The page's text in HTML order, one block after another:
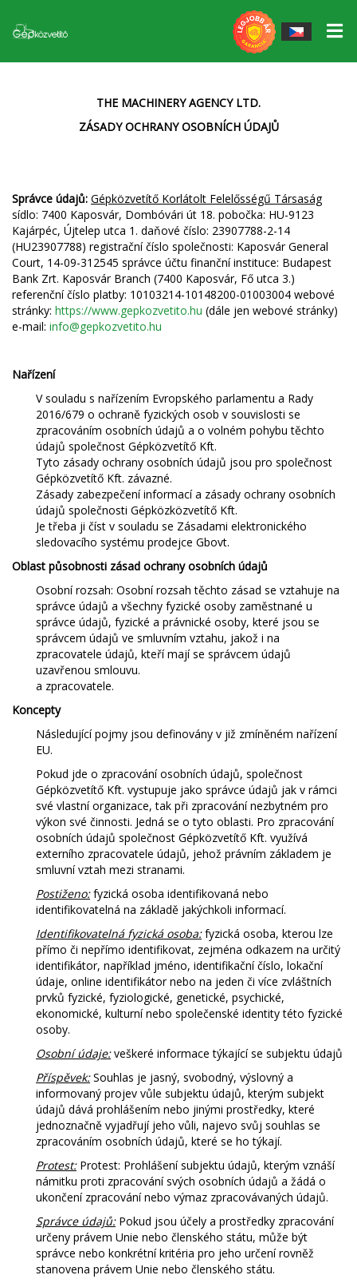
John Deere gépek
Pracovní nástroje ▼
Vagony Fliegl
Příslušenství Fliegl Agrocenter
Půdní stroje GÜTTLER
Mulčovače a drtiče MÜTHING
Pracovní nástroje Quivogne
Půdní stroje LETÁK-LEKO
Postřikovače KERTITOX
Ostatní příslušenství
Gumik/Felnik
Program zaručeného zpětného odkupu
Naše služby
Služba
Kariéra
O nás
Blog
Kontakt
English
Magyar
Deutsch
Hrvatski
Nederlands
Français
Русский
српски
Українська
THE MACHINERY AGENCY LTD.
ZÁSADY OCHRANY OSOBNÍCH ÚDAJŮ
Správce údajů: Gépközvetítő Korlátolt Felelősségű Társaság
sídlo: 7400 Kaposvár, Dombóvári út 18. pobočka: HU-9123
Kajárpéc, Újtelep utca 1. daňové číslo: 23907788-2-14
(HU23907788) registrační číslo společnosti: Kaposvár General
Court, 14-09-312545 správce účtu finanční instituce: Budapest
Bank Zrt. Kaposvár Branch (7400 Kaposvár, Fő utca 3.)
referenční číslo platby: 10103214-10148200-01003004 webové
stránky: https://www.gepkozvetito.hu (dále jen webové stránky)
e-mail: info@gepkozvetito.hu
Nařízení
V souladu s nařízením Evropského parlamentu a Rady
2016/679 o ochraně fyzických osob v souvislosti se
zpracováním osobních údajů a o volném pohybu těchto
údajů společnost Gépközvetítő Kft.
Tyto zásady ochrany osobních údajů jsou pro společnost
Gépközvetítő Kft. závazné.
Zásady zabezpečení informací a zásady ochrany osobních
údajů společnosti Gépközközvetítő Kft.
Je třeba ji číst v souladu se Zásadami elektronického
sledovacího systému prodejce Gbovt.
Oblast působnosti zásad ochrany osobních údajů
Osobní rozsah: Osobní rozsah těchto zásad se vztahuje na
správce údajů a všechny fyzické osoby zaměstnané u
správce údajů, fyzické a právnické osoby, které jsou se
správcem údajů ve smluvním vztahu, jakož i na
zpracovatele údajů, kteří mají se správcem údajů
uzavřenou smlouvu.
a zpracovatele.
Koncepty
Následující pojmy jsou definovány v již zmíněném nařízení
EU.
Pokud jde o zpracování osobních údajů, společnost
Gépközvetítő Kft. vystupuje jako správce údajů jak v rámci
své vlastní organizace, tak při zpracování nezbytném pro
výkon své činnosti. Jedná se o tyto oblasti. Pro zpracování
osobních údajů společnost Gépközvetítő Kft. využívá
externího zpracovatele údajů, jehož právním základem je
smluvní vztah mezi stranami.
Postiženo:fyzická osoba identifikovaná nebo
identifikovatelná na základě jakýchkoli informací.
Identifikovatelná fyzická osoba:fyzická osoba, kterou lze
přímo či nepřímo identifikovat, zejména odkazem na určitý
identifikátor, například jméno, identifikační číslo, lokační
údaje, online identifikátor nebo na jeden či více zvláštních
prvků fyzické, fyziologické, genetické, psychické,
ekonomické, kulturní nebo společenské identity této fyzické
osoby.
Osobní údaje:veškeré informace týkající se subjektu údajů
Příspěvek:Souhlas je jasný, svobodný, výslovný a
informovaný projev vůle subjektu údajů, kterým subjekt
údajů dává prohlášením nebo jinými prostředky, které
jednoznačně vyjadřují jeho vůli, najevo svůj souhlas se
zpracováním osobních údajů, které se ho týkají.
Protest:Protest: Prohlášení subjektu údajů, kterým vznáší
námitku proti zpracování svých osobních údajů a žádá o
ukončení zpracování nebo výmaz zpracovávaných údajů.
Správce údajů:Pokud jsou účely a prostředky zpracování
určeny právem Unie nebo členského státu, může být
správce nebo konkrétní kritéria pro jeho určení rovněž
stanovena právem Unie nebo členského státu.